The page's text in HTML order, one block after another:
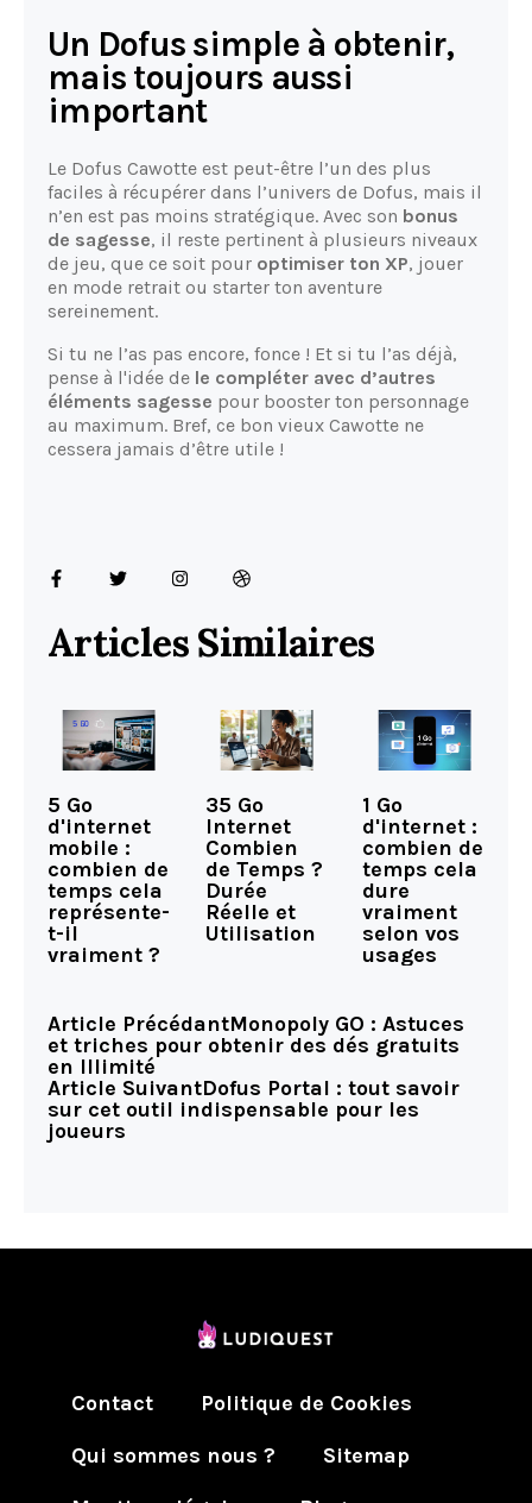
Un Dofus simple à obtenir,
mais toujours aussi
important
Le Dofus Cawotte est peut-être l’un des plus
faciles à récupérer dans l’univers de Dofus, mais il
n’en est pas moins stratégique. Avec son bonus
de sagesse, il reste pertinent à plusieurs niveaux
de jeu, que ce soit pour optimiser ton XP, jouer
en mode retrait ou starter ton aventure
sereinement.
Si tu ne l’as pas encore, fonce ! Et si tu l’as déjà,
pense à l'idée de le compléter avec d’autres
éléments sagesse pour booster ton personnage
au maximum. Bref, ce bon vieux Cawotte ne
cessera jamais d’être utile !
Articles Similaires
5 Go
d'internet
mobile :
combien de
temps cela
représente-
t-il
vraiment ?
35 Go
Internet
Combien
de Temps ?
Durée
Réelle et
Utilisation
1 Go
d'internet :
combien de
temps cela
dure
vraiment
selon vos
usages
Article PrécédantMonopoly GO : Astuces
et triches pour obtenir des dés gratuits
en Illimité
Article SuivantDofus Portal : tout savoir
sur cet outil indispensable pour les
joueurs
Contact
Politique de Cookies
Qui sommes nous ?
Sitemap